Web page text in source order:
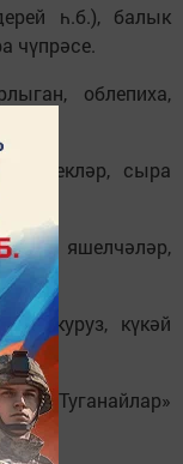
һ.б.), балык
чүпрәсе.
облепиха,
сыра
яшелчәләр,
кукуруз, күкәй
«Туганайлар»